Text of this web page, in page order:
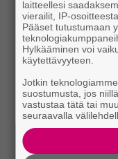
laitteellesi
vierailit, IP-
Pääset tutustumaan
Hylkääminen voi
käytettävyyteen.
Jotkin
suostumusta, jos
vastustaa tätä tai
seuraavalla